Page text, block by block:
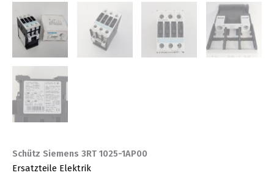
Schütz Siemens 3RT 1025-1AP00
Ersatzteile Elektrik